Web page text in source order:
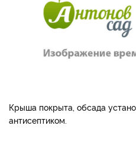
Крыша покрыта, обсада
антисептиком.